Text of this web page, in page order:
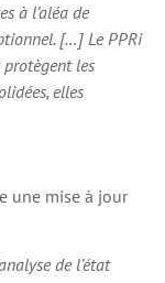
à l’aléa de
[…] Le PPRi
protègent les
elles
une mise à jour
de l’état